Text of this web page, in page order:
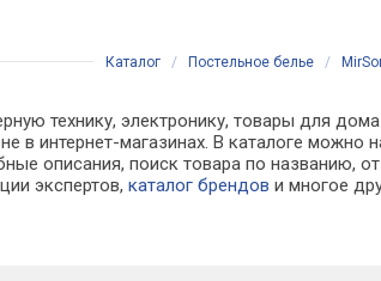
Каталог / Постельное белье /
технику, электронику, товары для
в интернет-магазинах. В каталоге
описания, поиск товара по названию,
экспертов,каталог брендов и многое